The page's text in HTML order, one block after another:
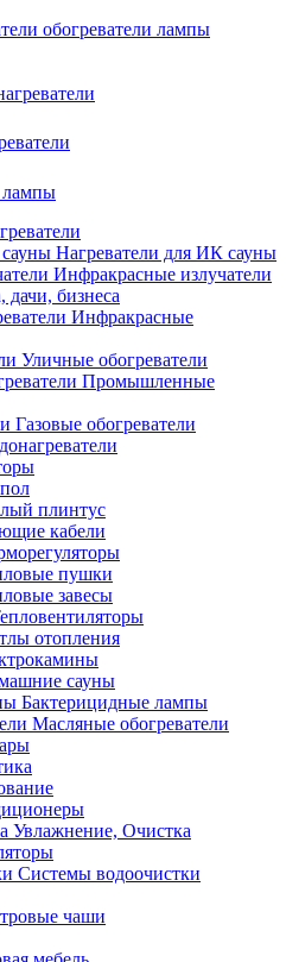
обогреватели лампы
лампы
Нагреватели для ИК сауны
Инфракрасные излучатели
дачи, бизнеса
Инфракрасные
Уличные обогреватели
Промышленные
Газовые обогреватели
плинтус
кабели
пушки
завесы
отопления
сауны
Бактерицидные лампы
Масляные обогреватели
Увлажнение, Очистка
Системы водоочистки
чаши